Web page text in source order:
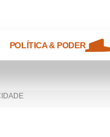
POLÍTICA & PODER